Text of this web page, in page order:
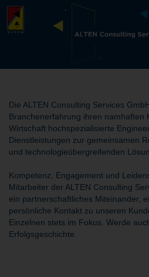
Die ALTEN Consulting Services
Branchenerfahrung ihren namhaften
Wirtschaft hochspezialisierte
Dienstleistungen zur gemeinsamen
und technologieübergreifenden
Kompetenz, Engagement und
Mitarbeiter der ALTEN Consulting
ein partnerschaftliches Miteinander,
persönliche Kontakt zu unseren
Einzelnen stets im Fokus. Werde
Erfolgsgeschichte.